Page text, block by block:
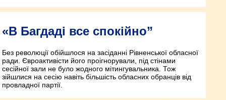
«В Багдаді все спокійно”
Без революції обійшлося на засіданні Рівненської обласної
ради. Євроактивісти його проігнорували, під стінами
сесійної зали не було жодного мітингувальника. Тож
зійшлися на сесію навіть більшість обласних обранців від
провладної партії.